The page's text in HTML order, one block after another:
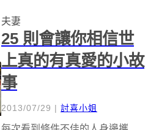
為即將盆的年輕夫妻們拍攝了一
系列...
夫妻
25 則會讓你相信世
上真的有真愛的小故
事
2013/07/29 | 討喜小姐